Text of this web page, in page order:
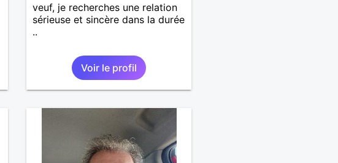
veuf, je recherches une relation
sérieuse et sincère dans la durée
..
Voir le profil